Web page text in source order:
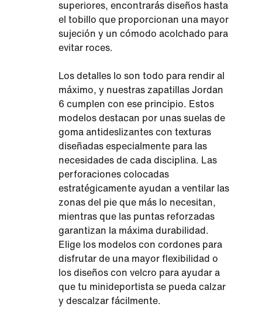
superiores, encontrarás diseños hasta
el tobillo que proporcionan una mayor
sujeción y un cómodo acolchado para
evitar roces.
Los detalles lo son todo para rendir al
máximo, y nuestras zapatillas Jordan
6 cumplen con ese principio. Estos
modelos destacan por unas suelas de
goma antideslizantes con texturas
diseñadas especialmente para las
necesidades de cada disciplina. Las
perforaciones colocadas
estratégicamente ayudan a ventilar las
zonas del pie que más lo necesitan,
mientras que las puntas reforzadas
garantizan la máxima durabilidad.
Elige los modelos con cordones para
disfrutar de una mayor flexibilidad o
los diseños con velcro para ayudar a
que tu minideportista se pueda calzar
y descalzar fácilmente.